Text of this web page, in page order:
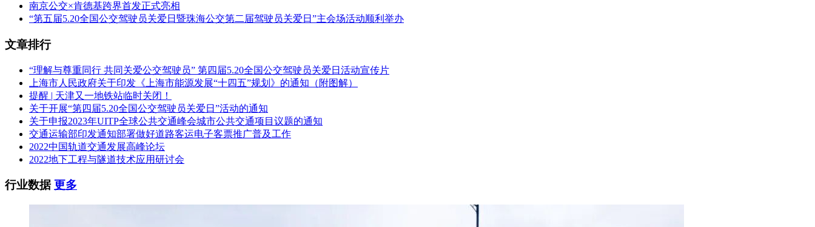
南京公交×肯德基跨界首发正式亮相
“第五届5.20全国公交驾驶员关爱日暨珠海公交第二届驾驶员关爱日”主会场活动顺利举办
文章排行
“理解与尊重同行 共同关爱公交驾驶员” 第四届5.20全国公交驾驶员关爱日活动宣传片
上海市人民政府关于印发《上海市能源发展“十四五”规划》的通知（附图解）
提醒 | 天津又一地铁站临时关闭！
关于开展“第四届5.20全国公交驾驶员关爱日”活动的通知
关于申报2023年UITP全球公共交通峰会城市公共交通项目议题的通知
交通运输部印发通知部署做好道路客运电子客票推广普及工作
2022中国轨道交通发展高峰论坛
2022地下工程与隧道技术应用研讨会
行业数据更多